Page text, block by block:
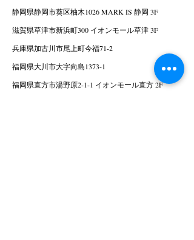
静岡県静岡市葵区柚木1026 MARK IS 静岡 3F
滋賀県草津市新浜町300 イオンモール草津 3F
兵庫県加古川市尾上町今福71-2
福岡県大川市大字向島1373-1
福岡県直方市湯野原2-1-1 イオンモール直方 2F